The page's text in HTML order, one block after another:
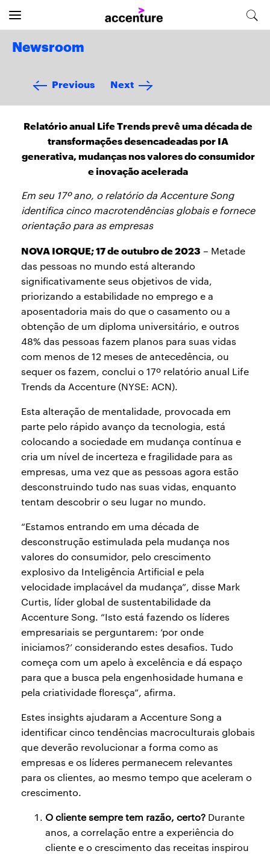
Newsroom
Previous Next
Relatório anual Life Trends prevê uma década de
transformações desencadeadas por IA
generativa, mudanças nos valores do consumidor
e inovação acelerada
Em seu 17º ano, o relatório da Accenture Song
identifica cinco macrotendências globais e fornece
orientação para as empresas
NOVA IORQUE; 17 de outubro de 2023 – Metade
das pessoas no mundo está alterando
significativamente seus objetivos de vida,
priorizando a estabilidade no emprego e a
aposentadoria mais do que o casamento ou a
obtenção de um diploma universitário, e outros
48% das pessoas fazem planos para suas vidas
com menos de 12 meses de antecedência, ou
sequer os fazem, conclui o 17º relatório anual Life
Trends da Accenture (NYSE: ACN).
Esta alteração de mentalidade, provocada em
parte pelo rápido avanço da tecnologia, está
colocando a sociedade em mudança contínua e
cria um nível de incerteza e fragilidade para as
empresas, uma vez que as pessoas agora estão
desconstruindo tudo nas suas vidas, enquanto
tentam descobrir o seu lugar no mundo.
“Estamos entrando em uma década de
desconstrução estimulada pela mudança nos
valores do consumidor, pelo crescimento
explosivo da Inteligência Artificial e pela
velocidade implacável da mudança”, disse Mark
Curtis, líder global de sustentabilidade da
Accenture Song. “Isto está fazendo os líderes
empresariais se perguntarem: ‘por onde
iniciamos?’ considerando estes desafios. Tudo
começa com um apelo à excelência e dá espaço
para que a busca pela engenhosidade humana e
pela criatividade floresça”, afirma.
Estes insights ajudaram a Accenture Song a
identificar cinco tendências macroculturais globais
que deverão revolucionar a forma como as
empresas e os líderes permanecem relevantes
para os clientes, ao mesmo tempo que aceleram o
crescimento.
O cliente sempre tem razão, certo? Durante
anos, a correlação entre a experiência do
cliente e o crescimento das receitas inspirou